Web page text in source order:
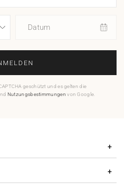
Datum
geschützt und es gelten die
Nutzungsbestimmungen von Google.